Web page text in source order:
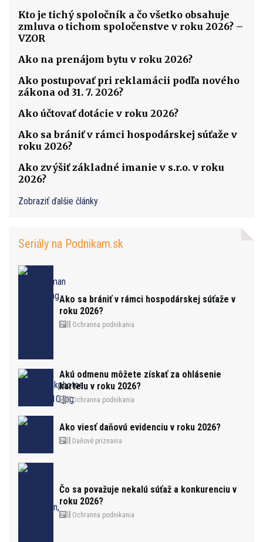
Kto je tichý spoločník a čo všetko obsahuje
zmluva o tichom spoločenstve v roku 2026? –
VZOR
Ako na prenájom bytu v roku 2026?
Ako postupovať pri reklamácii podľa nového
zákona od 31. 7. 2026?
Ako účtovať dotácie v roku 2026?
Ako sa brániť v rámci hospodárskej súťaže v
roku 2026?
Ako zvýšiť základné imanie v s.r.o. v roku
2026?
Zobraziť ďalšie články
Seriály na Podnikam.sk
Ako sa brániť v rámci hospodárskej súťaže v
roku 2026?
Ochranna podnikania
Akú odmenu môžete získať za ohlásenie
kartelu v roku 2026?
Ochranna podnikania
Ako viesť daňovú evidenciu v roku 2026?
Daňové priznania
Čo sa považuje nekalú súťaž a konkurenciu v
roku 2026?
Ochranna podnikania